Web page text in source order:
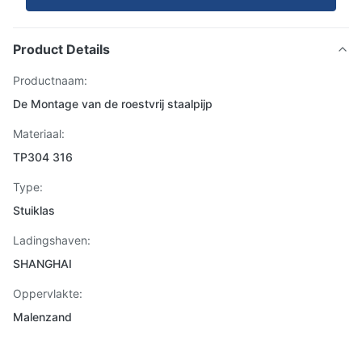
Product Details
Productnaam:
De Montage van de roestvrij staalpijp
Materiaal:
TP304 316
Type:
Stuiklas
Ladingshaven:
SHANGHAI
Oppervlakte:
Malenzand